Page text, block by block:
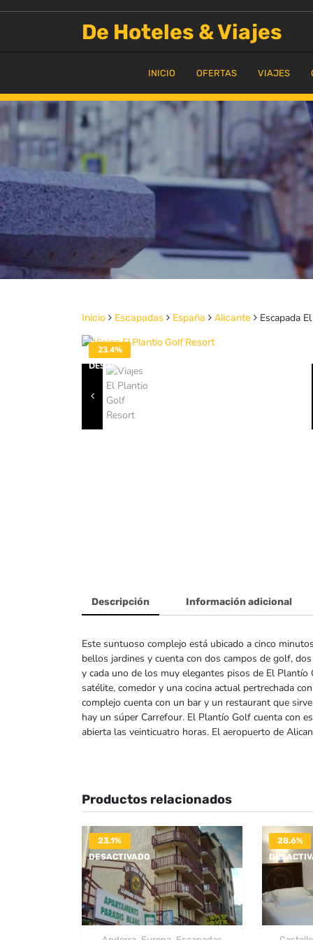
De Hoteles & Viajes
INICIO OFERTAS VIAJES
Inicio Escapadas España Alicante Escapada
23.4%
DESACTIVADO
Descripción Información adicional
Este suntuoso complejo está ubicado a cinco
bellos jardines y cuenta con dos campos de golf,
y cada uno de los muy elegantes pisos de El
satélite, comedor y una cocina actual pertrechada
complejo cuenta con un bar y un restaurant que
hay un súper Carrefour. El Plantío Golf cuenta con
abierta las veinticuatro horas. El aeropuerto de
Productos relacionados
23.1%
DESACTIVADO
28.6%